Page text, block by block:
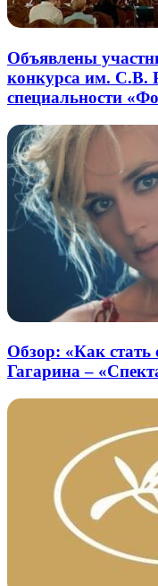
Объявлены
конкурса им. С.В.
специальности
Обзор: «Как стать
Гагарина –